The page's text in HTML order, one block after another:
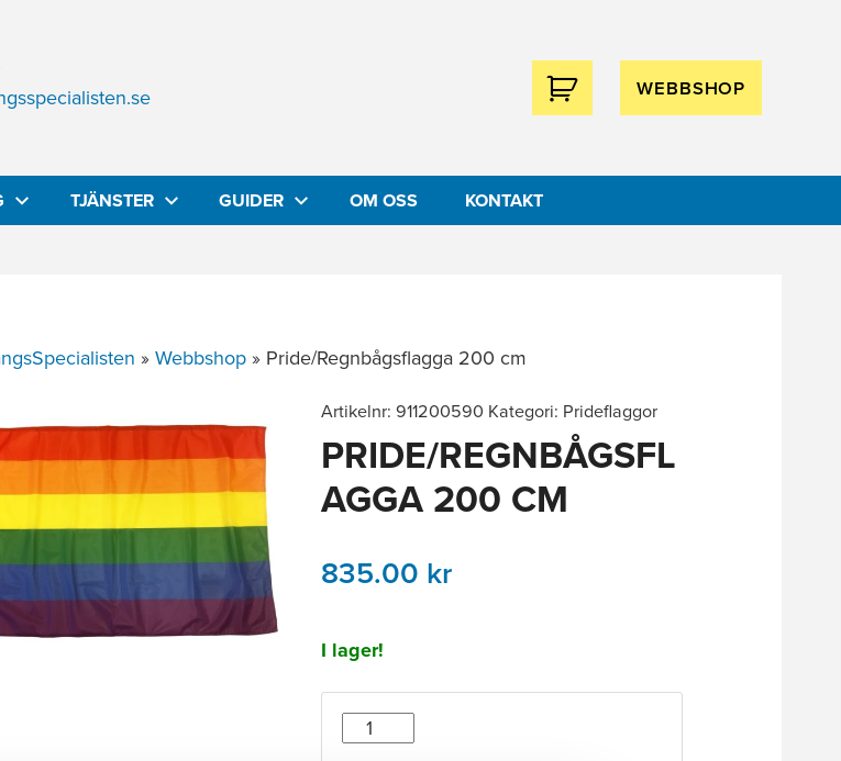
WEBBSHOP
TJÄNSTER GUIDER OM OSS KONTAKT
» Webbshop» Pride/Regnbågsflagga 200 cm
Artikelnr:911200590 Kategori: Prideflaggor
PRIDE/REGNBÅGSFL
AGGA 200 CM
835.00 kr
I lager!
Antal